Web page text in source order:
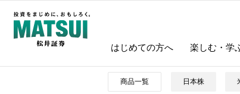
はじめての方へ 楽しむ・学
商品一覧 日本株